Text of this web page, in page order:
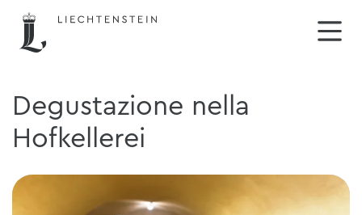
Degustazione nella
Hofkellerei